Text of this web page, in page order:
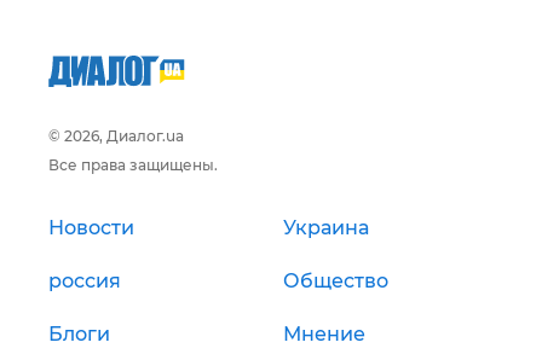
© 2026, Диалог.ua
Все права защищены.
Новости Украина
россия Общество
Блоги Мнение